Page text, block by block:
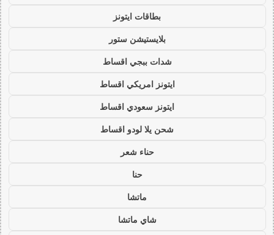
بطاقات ايتونز
بلايستيشن ستور
شدات ببجي اقساط
ايتونز امريكي اقساط
ايتونز سعودي اقساط
شحن يلا لودو اقساط
حناء شعر
حنا
ماتشا
شاي ماتشا